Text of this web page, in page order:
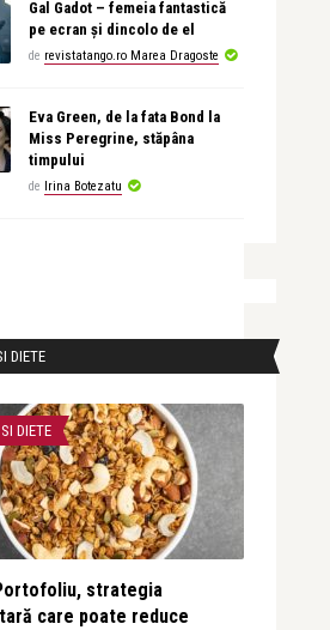
Gal Gadot – femeia fantastică
pe ecran și dincolo de el
de revistatango.ro Marea Dragoste
Eva Green, de la fata Bond la
Miss Peregrine, stăpâna
timpului
de Irina Botezatu
DIETE
DIETE
strategia
care poate reduce